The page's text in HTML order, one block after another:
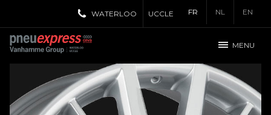
FR NL EN
WATERLOO UCCLE
MENU